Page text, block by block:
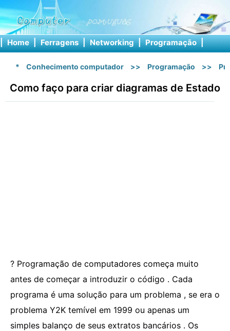
| Home | Ferragens | Networking | Programação |
* Conhecimento computador >> Programação >>
Como faço para criar diagramas de Estado
? Programação de computadores começa muito
antes de começar a introduzir o código . Cada
programa é uma solução para um problema , se era o
problema Y2K temível em 1999 ou apenas um
simples balanço de seus extratos bancários . Os